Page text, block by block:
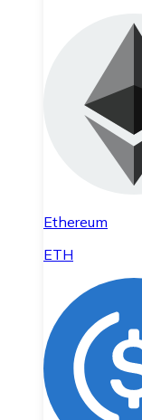
Ethereum
ETH